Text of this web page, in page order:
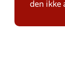
den ikke